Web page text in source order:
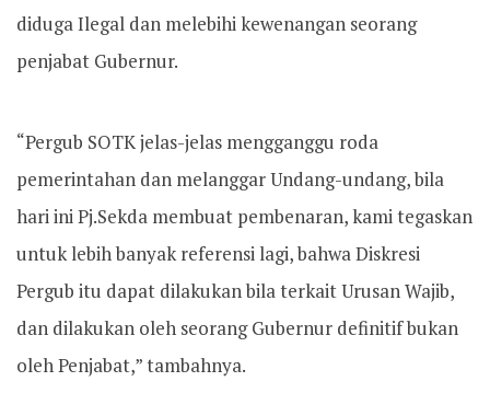
diduga Ilegal dan melebihi kewenangan seorang
penjabat Gubernur.
“Pergub SOTK jelas-jelas mengganggu roda
pemerintahan dan melanggar Undang-undang, bila
hari ini Pj.Sekda membuat pembenaran, kami tegaskan
untuk lebih banyak referensi lagi, bahwa Diskresi
Pergub itu dapat dilakukan bila terkait Urusan Wajib,
dan dilakukan oleh seorang Gubernur definitif bukan
oleh Penjabat,” tambahnya.